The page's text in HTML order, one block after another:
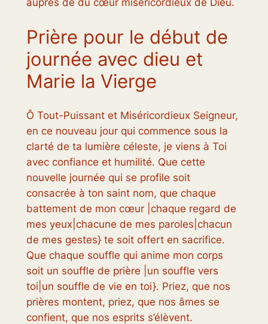
auprès de du cœur miséricordieux de Dieu.
Prière pour le début de
journée avec dieu et
Marie la Vierge
Ô Tout-Puissant et Miséricordieux Seigneur,
en ce nouveau jour qui commence sous la
clarté de ta lumière céleste, je viens à Toi
avec confiance et humilité. Que cette
nouvelle journée qui se profile soit
consacrée à ton saint nom, que chaque
battement de mon cœur |chaque regard de
mes yeux|chacune de mes paroles|chacun
de mes gestes} te soit offert en sacrifice.
Que chaque souffle qui anime mon corps
soit un souffle de prière |un souffle vers
toi|un souffle de vie en toi}. Priez, que nos
prières montent, priez, que nos âmes se
confient, que nos esprits s’élèvent.